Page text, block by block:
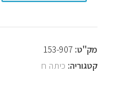
מק"ט:153-907
קטגוריה: כיתה ח